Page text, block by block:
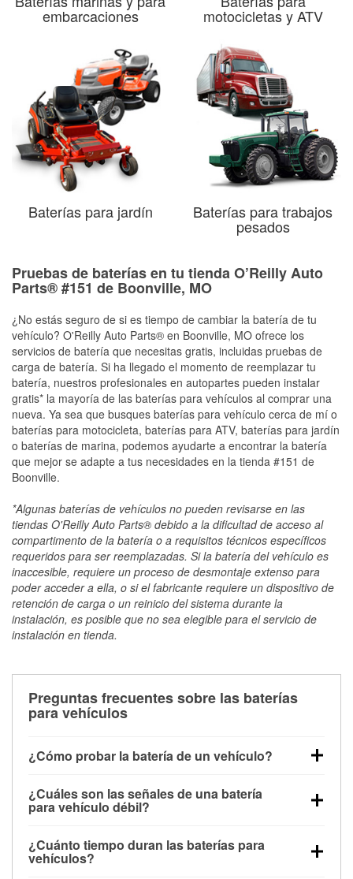
embarcaciones motocicletas y ATV
Baterías para jardín Baterías para trabajos
pesados
Pruebas de baterías en tu tienda O’Reilly Auto
Parts® #151 de Boonville, MO
¿No estás seguro de si es tiempo de cambiar la batería de tu
vehículo? O'Reilly Auto Parts® en Boonville, MO ofrece los
servicios de batería que necesitas gratis, incluidas pruebas de
carga de batería. Si ha llegado el momento de reemplazar tu
batería, nuestros profesionales en autopartes pueden instalar
gratis* la mayoría de las baterías para vehículos al comprar una
nueva. Ya sea que busques baterías para vehículo cerca de mí o
baterías para motocicleta, baterías para ATV, baterías para jardín
o baterías de marina, podemos ayudarte a encontrar la batería
que mejor se adapte a tus necesidades en la tienda #151 de
Boonville.
*Algunas baterías de vehículos no pueden revisarse en las
tiendas O'Reilly Auto Parts® debido a la dificultad de acceso al
compartimento de la batería o a requisitos técnicos específicos
requeridos para ser reemplazadas. Si la batería del vehículo es
inaccesible, requiere un proceso de desmontaje extenso para
poder acceder a ella, o si el fabricante requiere un dispositivo de
retención de carga o un reinicio del sistema durante la
instalación, es posible que no sea elegible para el servicio de
instalación en tienda.
Preguntas frecuentes sobre las baterías
para vehículos
¿Cómo probar la batería de un vehículo?
maneras. El método más rápido es utilizar un
multímetro: con el vehículo apagado, conecta los
voltaje: una batería en buen estado y totalmente
cargada debería indicar unos 12.6 voltios. Es
¿Cuáles son las señales de una batería
para vehículo débil?
advertencia. Un arranque lento del motor, faros
tenues, chasquidos al girar la llave o luces de
¿Cuánto tiempo duran las baterías para
vehículos?